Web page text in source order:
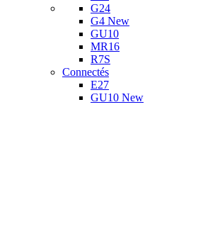
G24
G4 New
GU10
MR16
R7S
Connectés
E27
GU10 New